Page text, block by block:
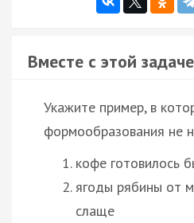
Вместе с этой
Укажите пример, в
формообразования не
кофе готовилось
ягоды рябины от
слаще